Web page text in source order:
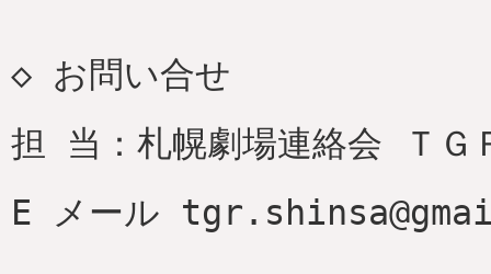
◇ お問い合せ
担 当：札幌劇場連絡会 ＴＧ
E メール